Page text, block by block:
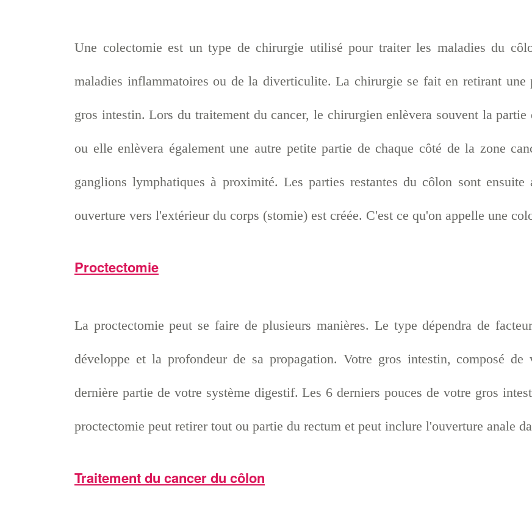
Une colectomie est un type de chirurgie utilisé pour traiter les maladies du
maladies inflammatoires ou de la diverticulite. La chirurgie se fait en retirant
gros intestin. Lors du traitement du cancer, le chirurgien enlèvera souvent la
ou elle enlèvera également une autre petite partie de chaque côté de la zone
ganglions lymphatiques à proximité. Les parties restantes du côlon sont ensuite
ouverture vers l'extérieur du corps (stomie) est créée. C'est ce qu'on appelle une
Proctectomie
La proctectomie peut se faire de plusieurs manières. Le type dépendra de
développe et la profondeur de sa propagation. Votre gros intestin, composé
dernière partie de votre système digestif. Les 6 derniers pouces de votre gros
proctectomie peut retirer tout ou partie du rectum et peut inclure l'ouverture anale
Traitement du cancer du côlon